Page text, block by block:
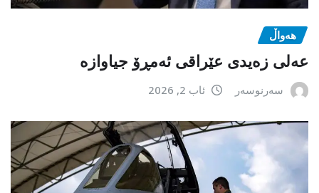
هەواڵ
عەلی زەیدی عێراقی ئەمڕۆ جیاوازە
سەرنوسەر ئاب 2, 2026